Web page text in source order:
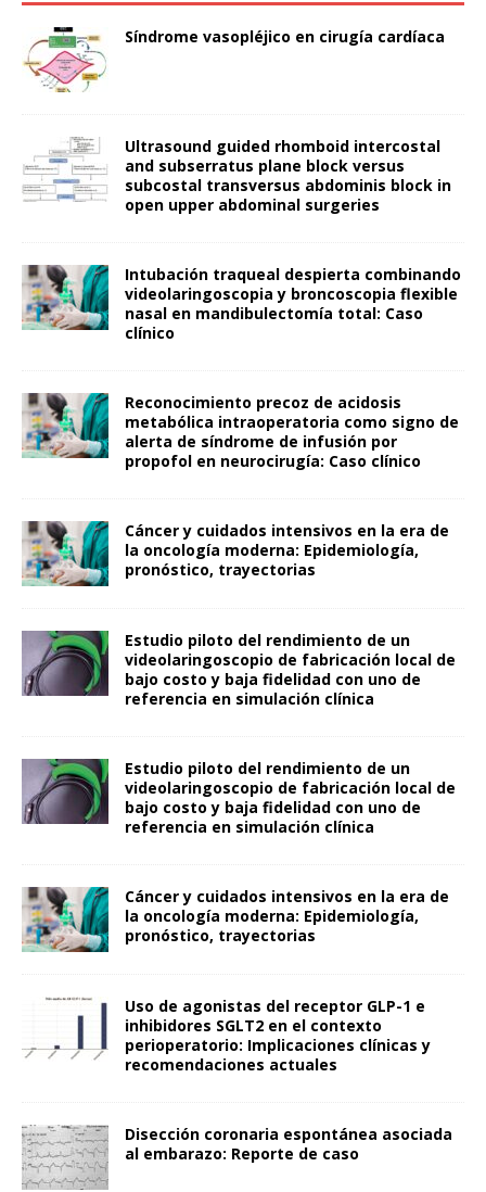
Síndrome vasopléjico en cirugía cardíaca
Ultrasound guided rhomboid intercostal
and subserratus plane block versus
subcostal transversus abdominis block in
open upper abdominal surgeries
Intubación traqueal despierta combinando
videolaringoscopia y broncoscopia flexible
nasal en mandibulectomía total: Caso
clínico
Reconocimiento precoz de acidosis
metabólica intraoperatoria como signo de
alerta de síndrome de infusión por
propofol en neurocirugía: Caso clínico
Cáncer y cuidados intensivos en la era de
la oncología moderna: Epidemiología,
pronóstico, trayectorias
Estudio piloto del rendimiento de un
videolaringoscopio de fabricación local de
bajo costo y baja fidelidad con uno de
referencia en simulación clínica
Estudio piloto del rendimiento de un
videolaringoscopio de fabricación local de
bajo costo y baja fidelidad con uno de
referencia en simulación clínica
Cáncer y cuidados intensivos en la era de
la oncología moderna: Epidemiología,
pronóstico, trayectorias
Uso de agonistas del receptor GLP-1 e
inhibidores SGLT2 en el contexto
perioperatorio: Implicaciones clínicas y
recomendaciones actuales
Disección coronaria espontánea asociada
al embarazo: Reporte de caso